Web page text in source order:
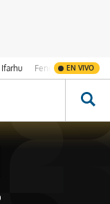
Ifarhu Fenómeno de El
EN VIVO